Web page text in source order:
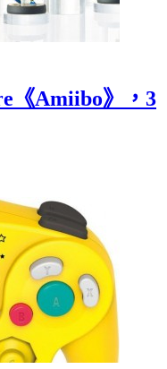
《Amiibo》，3